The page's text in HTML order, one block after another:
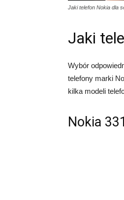
Jaki telefon Nokia dla
Jaki
Wybór
telefony marki
kilka modeli
Nokia